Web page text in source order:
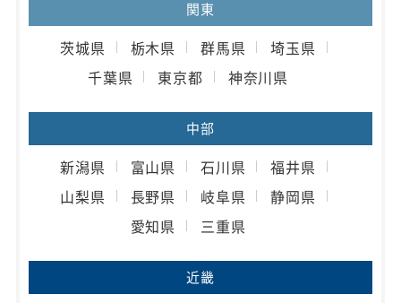
関東
茨城県 栃木県 群馬県
埼玉県
千葉県
東京都 神奈川県
中部
新潟県 富山県 石川県
福井県
山梨県
長野県 岐阜県
静岡県
愛知県
三重県
近畿